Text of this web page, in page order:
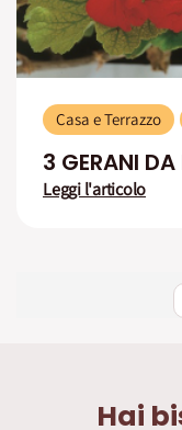
Casa e Terrazzo
3 GERANI DA
Leggi l'articolo
Hai